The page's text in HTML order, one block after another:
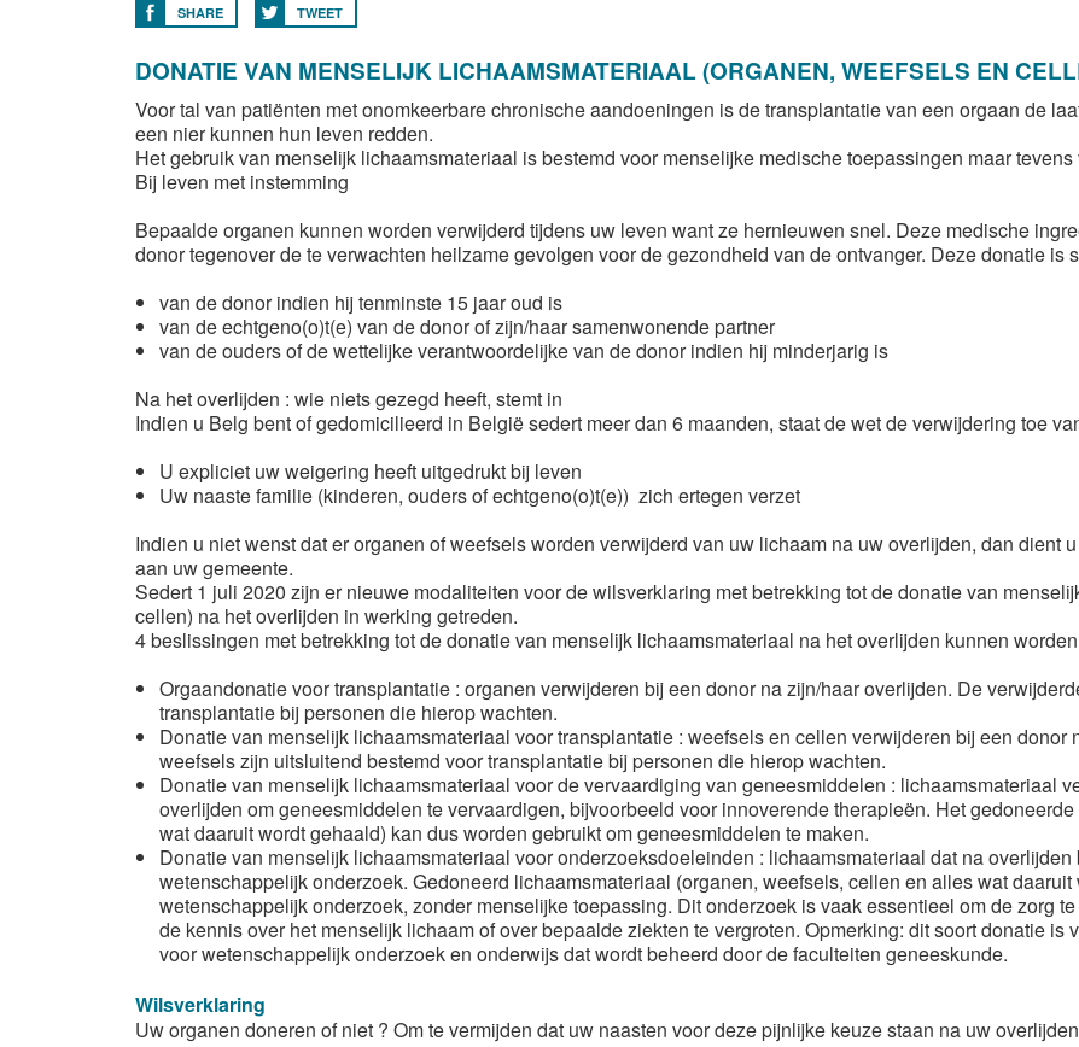
SHARE TWEET
DONATIE VAN MENSELIJK LICHAAMSMATERIAAL (ORGANEN, WEEFSELS EN
Voor tal van patiënten met onomkeerbare chronische aandoeningen is de transplantatie van een orgaan de
een nier kunnen hun leven redden.
Het gebruik van menselijk lichaamsmateriaal is bestemd voor menselijke medische toepassingen maar
Bij leven met instemming
Bepaalde organen kunnen worden verwijderd tijdens uw leven want ze hernieuwen snel. Deze medische
donor tegenover de te verwachten heilzame gevolgen voor de gezondheid van de ontvanger. Deze donatie is
van de donor indien hij tenminste 15 jaar oud is
van de echtgeno(o)t(e) van de donor of zijn/haar samenwonende partner
van de ouders of de wettelijke verantwoordelijke van de donor indien hij minderjarig is
Na het overlijden : wie niets gezegd heeft, stemt in
Indien u Belg bent of gedomicilieerd in België sedert meer dan 6 maanden, staat de wet de verwijdering toe
U expliciet uw weigering heeft uitgedrukt bij leven
Uw naaste familie (kinderen, ouders of echtgeno(o)t(e)) zich ertegen verzet
Indien u niet wenst dat er organen of weefsels worden verwijderd van uw lichaam na uw overlijden, dan dient
aan uw gemeente.
Sedert 1 juli 2020 zijn er nieuwe modaliteiten voor de wilsverklaring met betrekking tot de donatie van
cellen) na het overlijden in werking getreden.
4 beslissingen met betrekking tot de donatie van menselijk lichaamsmateriaal na het overlijden kunnen
Orgaandonatie voor transplantatie : organen verwijderen bij een donor na zijn/haar overlijden. De
transplantatie bij personen die hierop wachten.
Donatie van menselijk lichaamsmateriaal voor transplantatie : weefsels en cellen verwijderen bij een donor
weefsels zijn uitsluitend bestemd voor transplantatie bij personen die hierop wachten.
Donatie van menselijk lichaamsmateriaal voor de vervaardiging van geneesmiddelen : lichaamsmateriaal
overlijden om geneesmiddelen te vervaardigen, bijvoorbeeld voor innoverende therapieën. Het
wat daaruit wordt gehaald) kan dus worden gebruikt om geneesmiddelen te maken.
Donatie van menselijk lichaamsmateriaal voor onderzoeksdoeleinden : lichaamsmateriaal dat na
wetenschappelijk onderzoek. Gedoneerd lichaamsmateriaal (organen, weefsels, cellen en alles wat
wetenschappelijk onderzoek, zonder menselijke toepassing. Dit onderzoek is vaak essentieel om de zorg
de kennis over het menselijk lichaam of over bepaalde ziekten te vergroten. Opmerking: dit soort donatie
voor wetenschappelijk onderzoek en onderwijs dat wordt beheerd door de faculteiten geneeskunde.
Wilsverklaring
Uw organen doneren of niet ? Om te vermijden dat uw naasten voor deze pijnlijke keuze staan na uw